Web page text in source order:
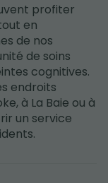
profiter
en
de nos
de soins
cognitives.
endroits
à La Baie ou à
un service